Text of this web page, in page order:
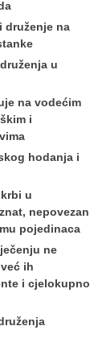
druženje na
u
na vodećim
i
hodanja i
u
nepovezan
pojedinaca
ne
ih
i cjelokupno